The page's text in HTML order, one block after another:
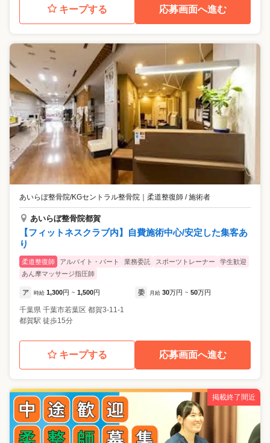
キープする 応募画面へ進む
あいらぼ整骨院/KGセントラル整骨院 柔道整復師 / 施術者
あいらぼ整骨院都賀
【フィットネスクラブ内】自費施術中心/安定した集客あ
り
柔道整復師 アルバイト・パート 業務委託 スポーツトレーナー
学生歓迎
あん摩マッサージ指圧師
ア 時給 1,300円 ~ 1,500円 委 月給 30万円 ~ 50万円
千葉県 千葉市若葉区 都賀3-11-1
都賀駅 徒歩15分
キープする 応募画面へ進む
掲載終了間近